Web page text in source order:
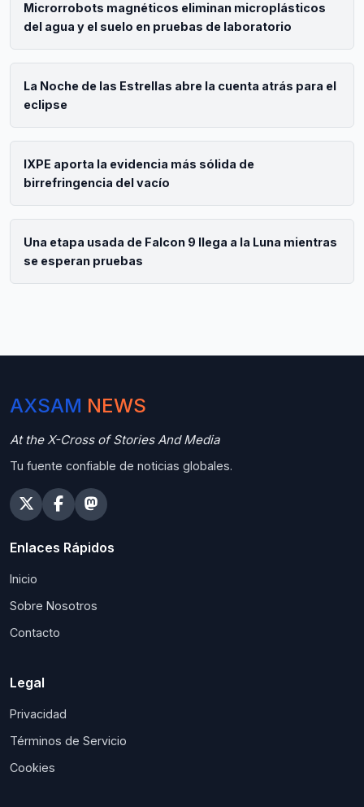
Microrrobots magnéticos eliminan microplásticos
del agua y el suelo en pruebas de laboratorio
La Noche de las Estrellas abre la cuenta atrás para el
eclipse
IXPE aporta la evidencia más sólida de
birrefringencia del vacío
Una etapa usada de Falcon 9 llega a la Luna mientras
se esperan pruebas
AXSAM NEWS
At the X-Cross of Stories And Media
Tu fuente confiable de noticias globales.
Enlaces Rápidos
Inicio
Sobre Nosotros
Contacto
Legal
Privacidad
Términos de Servicio
Cookies